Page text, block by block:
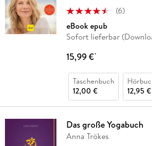
(6)
eBook epub
Sofort lieferbar
15,99 €*
Taschenbuch
12,00 €
12,95 €
Das große Yogabuch
Anna Trökes